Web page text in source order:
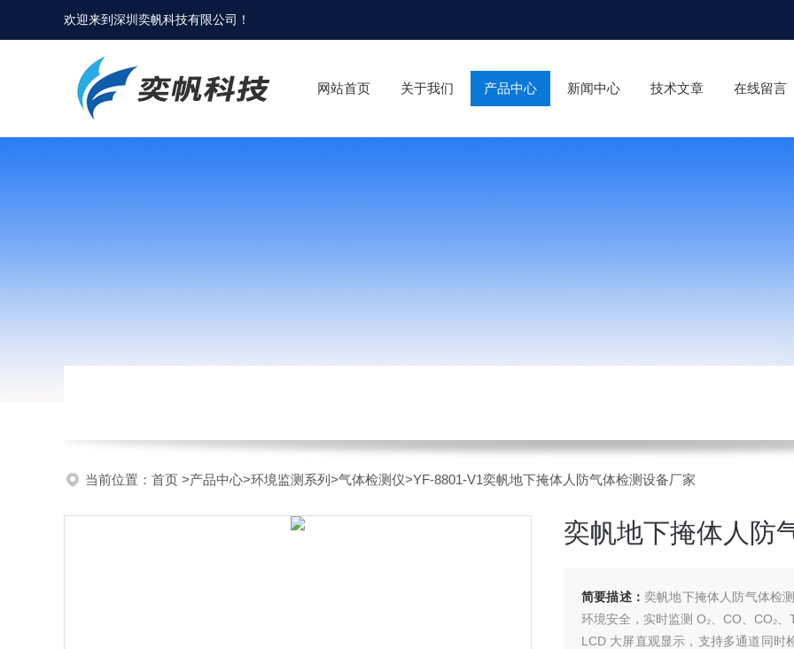
欢迎来到深圳奕帆科技有限公司 ！
网站首页 关于我们 产品中心 新闻中心 技术文章 在线留言
当前位置： 首页 >产品中心>环境监测系列 >气体检测仪>YF-8801-V1奕帆地下掩体人防气体检测设备厂家
奕帆地下掩体人防
简要描述： 奕帆地下掩体人防气体检
环境安全，实时监测 O₂、CO、CO₂
LCD 大屏直观显示，支持多通道同时